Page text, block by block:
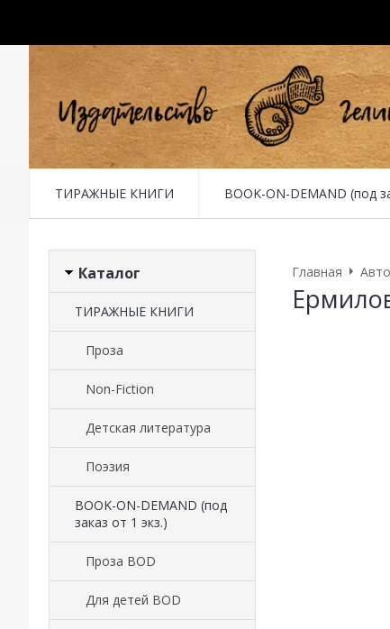
ТИРАЖНЫЕ КНИГИ BOOK-ON-DEMAND (под
Каталог
ТИРАЖНЫЕ КНИГИ
Проза
Non-Fiction
Детская литература
Поэзия
BOOK-ON-DEMAND (под
заказ от 1 экз.)
Проза BOD
Для детей BOD
Главная